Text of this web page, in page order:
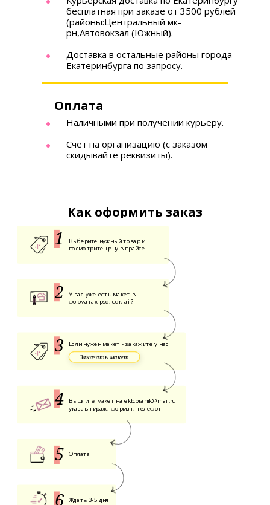
бесплатная при заказе от 3500 рублей
(районы:Центральный мк-
рн,Автовокзал (Южный).
Доставка в остальные районы города
Екатеринбурга по запросу.
Оплата
Наличными при получении курьеру.
Счёт на организацию (с заказом
скидывайте реквизиты).
Как оформить заказ
Выберите нужный товар и
посмотрите цену в прайсе
У вас уже есть макет в
форматах psd, cdr, ai ?
Если нужен макет - закажите у нас
Заказать макет
Вышлите макет наekb.pranik@mail.ru
указав тираж, формат, телефон
Оплата
Ждать 3-5 дня